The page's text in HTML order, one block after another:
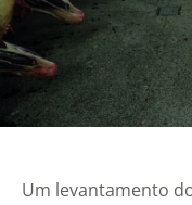
Um levantamento